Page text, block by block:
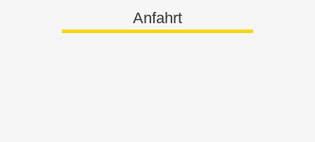
Anfahrt